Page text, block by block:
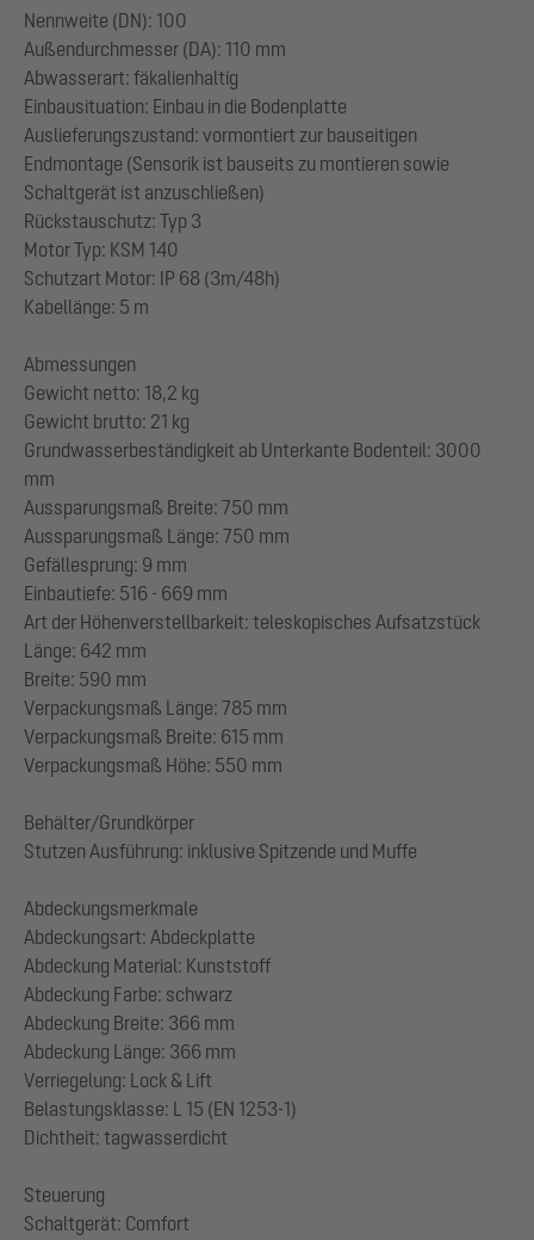
Nennweite (DN): 100
Außendurchmesser (DA): 110 mm
Abwasserart: fäkalienhaltig
Einbausituation: Einbau in die Bodenplatte
Auslieferungszustand: vormontiert zur bauseitigen
Endmontage (Sensorik ist bauseits zu montieren sowie
Schaltgerät ist anzuschließen)
Rückstauschutz: Typ 3
Motor Typ: KSM 140
Schutzart Motor: IP 68 (3m/48h)
Kabellänge: 5 m
Abmessungen
Gewicht netto: 18,2 kg
Gewicht brutto: 21 kg
Grundwasserbeständigkeit ab Unterkante Bodenteil: 3000
mm
Aussparungsmaß Breite: 750 mm
Aussparungsmaß Länge: 750 mm
Gefällesprung: 9 mm
Einbautiefe: 516 - 669 mm
Art der Höhenverstellbarkeit: teleskopisches Aufsatzstück
Länge: 642 mm
Breite: 590 mm
Verpackungsmaß Länge: 785 mm
Verpackungsmaß Breite: 615 mm
Verpackungsmaß Höhe: 550 mm
Behälter/Grundkörper
Stutzen Ausführung: inklusive Spitzende und Muffe
Abdeckungsmerkmale
Abdeckungsart: Abdeckplatte
Abdeckung Material: Kunststoff
Abdeckung Farbe: schwarz
Abdeckung Breite: 366 mm
Abdeckung Länge: 366 mm
Verriegelung: Lock & Lift
Belastungsklasse: L 15 (EN 1253-1)
Dichtheit: tagwasserdicht
Steuerung
Schaltgerät: Comfort